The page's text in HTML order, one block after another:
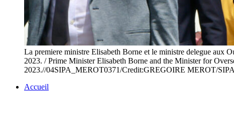
La premiere ministre Elisabeth Borne et le ministre delegue aux
2023. / Prime Minister Elisabeth Borne and the Minister for
2023.//04SIPA_MEROT0371/Credit:GREGOIRE MEROT/
Accueil